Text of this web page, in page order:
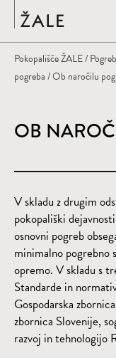
Pokopališče ŽALE/Pogreb
pogreba/ Ob naročilu
OB
V skladu z drugim
pokopališki
osnovni pogreb
minimalno pogrebno
opremo. V skladu s
Standarde in
Gospodarska
zbornica Slovenije,
razvoj in tehnologijo